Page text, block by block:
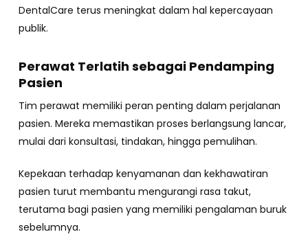
DentalCare terus meningkat dalam hal kepercayaan
publik.
Perawat Terlatih sebagai Pendamping
Pasien
Tim perawat memiliki peran penting dalam perjalanan
pasien. Mereka memastikan proses berlangsung lancar,
mulai dari konsultasi, tindakan, hingga pemulihan.
Kepekaan terhadap kenyamanan dan kekhawatiran
pasien turut membantu mengurangi rasa takut,
terutama bagi pasien yang memiliki pengalaman buruk
sebelumnya.